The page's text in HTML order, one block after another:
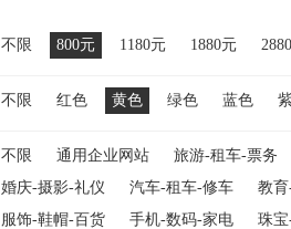
不限 800元 1180元 1880元
不限 红色 黄色 绿色 蓝色
不限 通用企业网站 旅游-租车-票务
婚庆-摄影-礼仪
汽车-租车-修车 教育
服饰-鞋帽-百货
手机-数码-家电 珠